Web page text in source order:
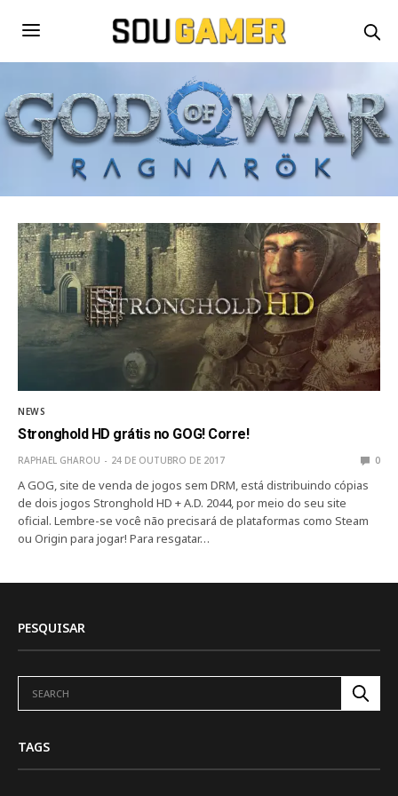
NEWS
Stronghold HD grátis no GOG! Corre!
RAPHAEL GHAROU 24 DE OUTUBRO DE 2017 0
A GOG, site de venda de jogos sem DRM, está distribuindo cópias
de dois jogos Stronghold HD + A.D. 2044, por meio do seu site
oficial. Lembre-se você não precisará de plataformas como Steam
ou Origin para jogar! Para resgatar…
PESQUISAR
TAGS